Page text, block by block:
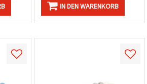
IN DEN WARENKORB